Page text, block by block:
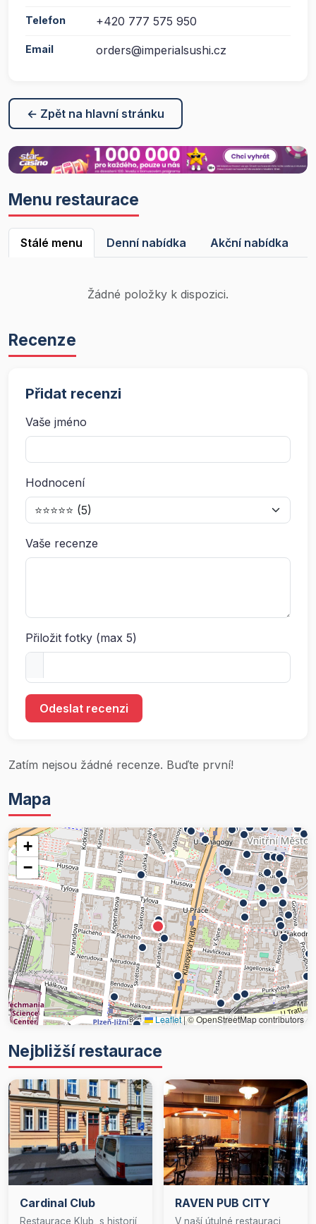
Telefon +420 777 575 950
Email orders@imperialsushi.cz
← Zpět na hlavní stránku
Menu restaurace
Stálé menu Denní nabídka Akční nabídka
Žádné položky k dispozici.
Recenze
Přidat recenzi
Vaše jméno
Hodnocení
Vaše recenze
Přiložit fotky (max 5)
Odeslat recenzi
Zatím nejsou žádné recenze. Buďte první!
Mapa
+
−
Leaflet|© OpenStreetMap contributors
Nejbližší restaurace
Cardinal Club
Restaurace Klub, s historií
RAVEN PUB CITY
V naší útulné restauraci